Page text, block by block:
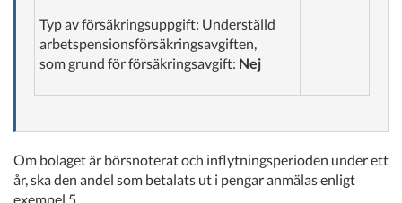
Typ av försäkringsuppgift: Underställd
arbetspensionsförsäkringsavgiften,
som grund för försäkringsavgift: Nej
Om bolaget är börsnoterat och inflytningsperioden under ett
år, ska den andel som betalats ut i pengar anmälas enligt
exempel 5.